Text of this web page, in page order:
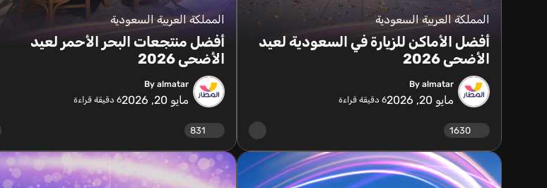
المملكة العربية السعودية
أفضل الأماكن للزيارة في السعودية لعيد
الأضحى 2026
By almatar
مايو 20, 2026 6 دقيقة قراءة
1630
المملكة العربية السعودية
أفضل منتجعات البحر الأحمر لعيد
الأضحى 2026
By almatar
مايو 20, 2026 6دقيقة قراءة